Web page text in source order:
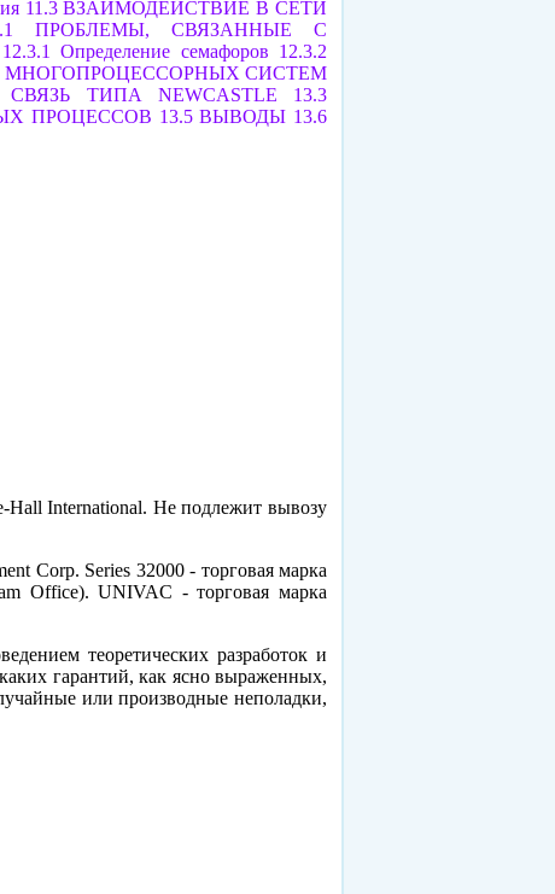
11.3 ВЗАИМОДЕЙСТВИЕ В СЕТИ
ПРОБЛЕМЫ, СВЯЗАННЫЕ С
12.3.1 Определение семафоров 12.3.2
МНОГОПРОЦЕССОРНЫХ СИСТЕМ
СВЯЗЬ ТИПА NEWCASTLЕ
13.3
ПРОЦЕССОВ 13.5 ВЫВОДЫ 13.6
Hall International. Не подлежит вывозу
Corp. Series 32000 - торговая марка
Office). UNIVAC - торговая марка
теоретических разработок и
гарантий, как ясно выраженных,
или производные неполадки,